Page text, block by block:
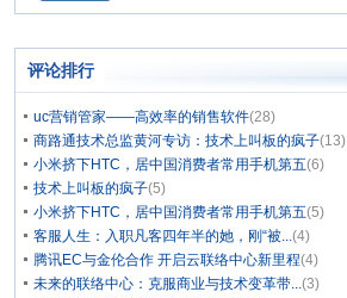
评论排行
uc营销管家——高效率的销售软件(28)
商路通技术总监黄河专访：技术上叫板的疯子(13)
小米挤下HTC，居中国消费者常用手机第五(6)
技术上叫板的疯子(5)
小米挤下HTC，居中国消费者常用手机第五(5)
客服人生：入职凡客四年半的她，刚“被...(4)
腾讯EC与金伦合作 开启云联络中心新里程(4)
未来的联络中心：克服商业与技术变革带...(3)